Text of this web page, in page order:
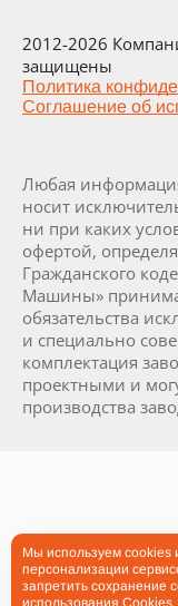
2012-2026
защищены
Политика
Соглашение об
Любая
носит
ни при каких
офертой,
Гражданского
Машины»
обязательства
и специально
комплектация
проектными и
производства
Мы используем cookies
персонализации
запретить сохранение
использования Cookies